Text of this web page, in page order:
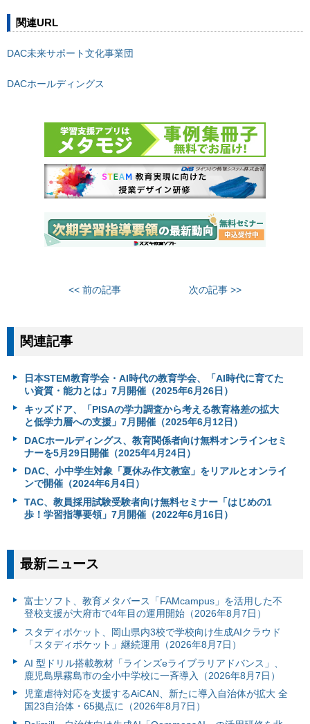
関連URL
DAC未来サポート文化事業団
DACホールディングス
<< 前の記事 次の記事 >>
関連記事
日本STEM教育学会・AI時代の教育学会、「AI時代に育てた
い資質・能力とは」7月開催（2025年6月26日）
キッズドア、「PISAの学力調査から考える教育格差の拡大
と低学力層への支援」7月開催（2025年6月12日）
DACホールディングス、教育関係者向け無料オンラインセミ
ナーを5月29日開催（2025年4月24日）
DAC、小中学生対象「夏休み作文教室」をリアルとオンライ
ンで開催（2024年6月4日）
TAC、教員採用試験受験者向け無料セミナー「はじめの1
歩！学習指導要領」7月開催（2022年6月16日）
最新ニュース
富⼠ソフト、教育メタバース「FAMcampus」を活用した不
登校支援が大府市で4年目の運用開始（2026年8月7日）
スタディポケット、岡山県内3校で学校向け生成AIクラウド
「スタディポケット」継続運用（2026年8月7日）
AI 型ドリル搭載教材「ラインズeライブラリアドバンス」、
鹿児島県霧島市の全小中学校に一斉導入（2026年8月7日）
児童虐待対応を支援するAiCAN、新たに導入自治体が拡大 全
国23自治体・65拠点に（2026年8月7日）